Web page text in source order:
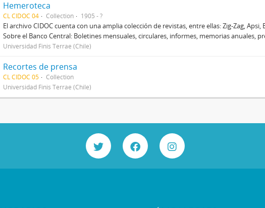
Hemeroteca
CL CIDOC 04 Collection 1905 - ?
El archivo CIDOC cuenta con una amplia colección de revistas, entre ellas: Zig-Zag,
Sobre el Banco Central: Boletines mensuales, circulares, informes, memorias anuales,
Universidad Finis Terrae (Chile)
Recortes de prensa
CL CIDOC 05
Collection
Universidad Finis Terrae (Chile)